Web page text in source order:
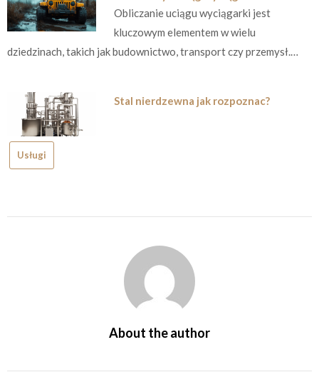
Obliczanie uciągu wyciągarki jest
kluczowym elementem w wielu
dziedzinach, takich jak budownictwo, transport czy przemysł.…
Stal nierdzewna jak rozpoznac?
Usługi
About the author